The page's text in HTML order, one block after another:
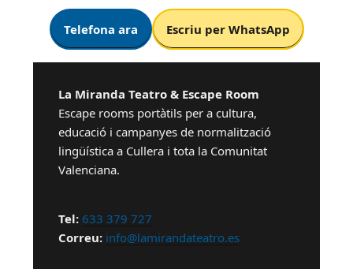
Telefona ara Escriu per WhatsApp
La Miranda Teatro & Escape Room
Escape rooms portàtils per a cultura,
educació i campanyes de normalització
lingüística a Cullera i tota la Comunitat
Valenciana.
Tel: 633 379 727
Correu: info@lamirandateatro.es